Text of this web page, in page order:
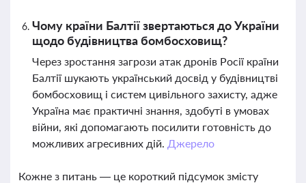
Чому країни Балтії звертаються до України
щодо будівництва бомбосховищ?
Через зростання загрози атак дронів Росії країни
Балтії шукають український досвід у будівництві
бомбосховищ і систем цивільного захисту, адже
Україна має практичні знання, здобуті в умовах
війни, які допомагають посилити готовність до
можливих агресивних дій. Джерело
Кожне з питань — це короткий підсумок змісту